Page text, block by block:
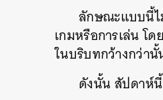
ลักษณะแบบนี้ไ
เกมหรือการเล่น โ
ในบริบทกว้างกว่า
ดังนั้น สัปดาห์นี้